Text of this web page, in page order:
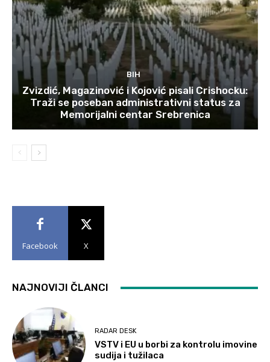
BIH
Zvizdić, Magazinović i Kojović pisali Crishocku:
Traži se poseban administrativni status za
Memorijalni centar Srebrenica
Facebook X
NAJNOVIJI ČLANCI
RADAR DESK
VSTV i EU u borbi za kontrolu imovine
sudija i tužilaca